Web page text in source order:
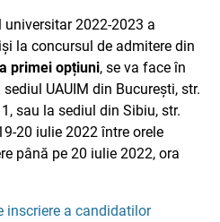
2022-2023 a
la concursul de admitere din
primei opțiuni, se va face în
UAUIM din București, str.
sau la sediul din Sibiu, str.
20 iulie 2022 între orele
până pe 20 iulie 2022, ora
inscriere a candidatilor